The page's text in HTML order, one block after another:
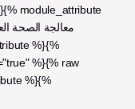
module_attribute
%}{% raw
%}{%